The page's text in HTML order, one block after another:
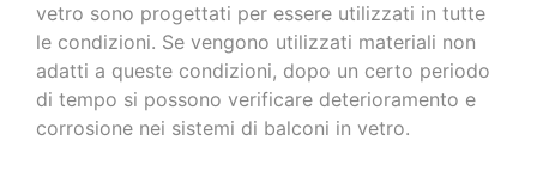
vetro sono progettati per essere utilizzati in tutte
le condizioni. Se vengono utilizzati materiali non
adatti a queste condizioni, dopo un certo periodo
di tempo si possono verificare deterioramento e
corrosione nei sistemi di balconi in vetro.